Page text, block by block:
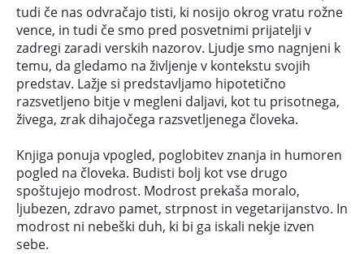
tudi če nas odvračajo tisti, ki nosijo okrog vratu rožne
vence, in tudi če smo pred posvetnimi prijatelji v
zadregi zaradi verskih nazorov. Ljudje smo nagnjeni k
temu, da gledamo na življenje v kontekstu svojih
predstav. Lažje si predstavljamo hipotetično
razsvetljeno bitje v megleni daljavi, kot tu prisotnega,
živega, zrak dihajočega razsvetljenega človeka.
Knjiga ponuja vpogled, poglobitev znanja in humoren
pogled na človeka. Budisti bolj kot vse drugo
spoštujejo modrost. Modrost prekaša moralo,
ljubezen, zdravo pamet, strpnost in vegetarijanstvo. In
modrost ni nebeški duh, ki bi ga iskali nekje izven
sebe.